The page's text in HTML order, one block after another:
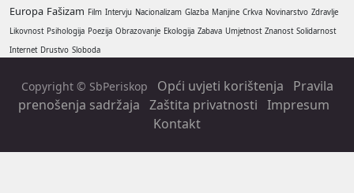
Europa Fašizam Film Intervju Nacionalizam Glazba Manjine Crkva Novinarstvo Zdravlje
Likovnost Psihologija Poezija Obrazovanje Ekologija Zabava Umjetnost Znanost Solidarnost
Internet Drustvo Sloboda
Copyright © SbPeriskop Opći uvjeti korištenja
Pravila
prenošenja sadržaja Zaštita privatnosti Impresum
Kontakt